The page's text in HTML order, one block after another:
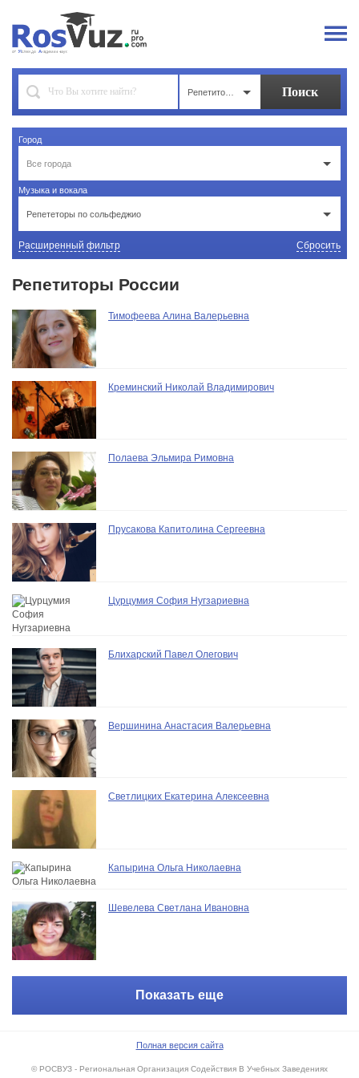
Город
Все города
Музыка и вокала
Репететоры по сольфеджио
Расширенный фильтр Сбросить
Репетиторы России
Тимофеева Алина Валерьевна
Креминский Николай Владимирович
Полаева Эльмира Римовна
Прусакова Капитолина Сергеевна
Цурцумия София Нугзариевна
Блихарский Павел Олегович
Вершинина Анастасия Валерьевна
Светлицких Екатерина Алексеевна
Капырина Ольга Николаевна
Шевелева Светлана Ивановна
Показать еще
Полная версия сайта
© РОСВУЗ - Региональная Организация Содействия В Учебных Заведениях